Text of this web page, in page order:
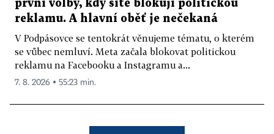
první volby, kdy sítě blokují politickou
reklamu. A hlavní oběť je nečekaná
V Podpásovce se tentokrát věnujeme tématu, o kterém
se vůbec nemluví. Meta začala blokovat politickou
reklamu na Facebooku a Instagramu a...
7. 8. 2026 ▪ 55:23 min.